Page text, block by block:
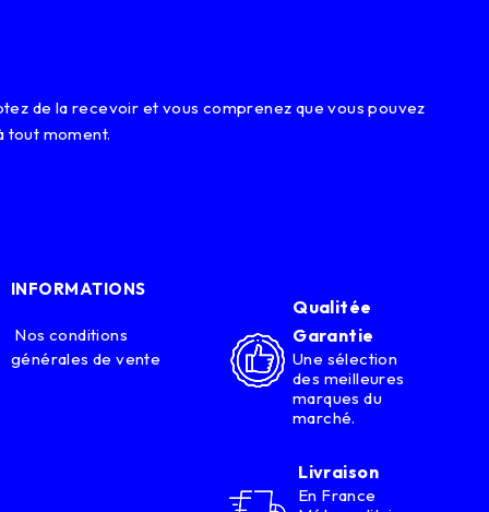
de la recevoir et vous comprenez que vous pouvez
tout moment.
INFORMATIONS
Nos conditions
générales de vente
Qualitée
Garantie
Une sélection
des meilleures
marques du
marché.
Livraison
En France